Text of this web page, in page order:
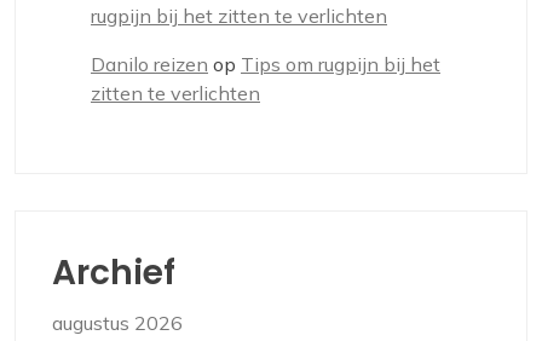
rugpijn bij het zitten te verlichten
Danilo reizen op Tips om rugpijn bij het
zitten te verlichten
Archief
augustus 2026